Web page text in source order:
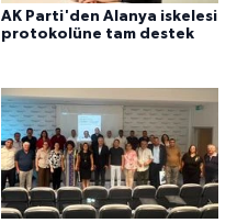
AK Parti'den Alanya iskelesi
protokolüne tam destek